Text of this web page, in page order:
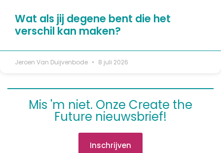
Wat als jij degene bent die het
verschil kan maken?
Jeroen Van Duijvenbode 8 juli 2026
Mis 'm niet. Onze Create the
Future nieuwsbrief!
Inschrijven